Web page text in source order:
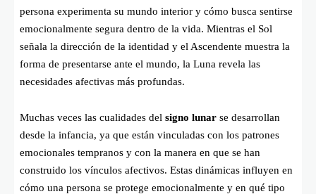
persona experimenta su mundo interior y cómo busca sentirse
emocionalmente segura dentro de la vida. Mientras el Sol
señala la dirección de la identidad y el Ascendente muestra la
forma de presentarse ante el mundo, la Luna revela las
necesidades afectivas más profundas.
Muchas veces las cualidades del signo lunar se desarrollan
desde la infancia, ya que están vinculadas con los patrones
emocionales tempranos y con la manera en que se han
construido los vínculos afectivos. Estas dinámicas influyen en
cómo una persona se protege emocionalmente y en qué tipo